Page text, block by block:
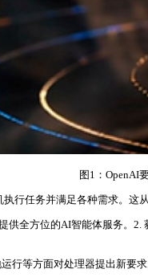
图1：OpenAI
任务并满足各种需求。
全方位的AI智能体服务。
行等方面对处理器提出新要